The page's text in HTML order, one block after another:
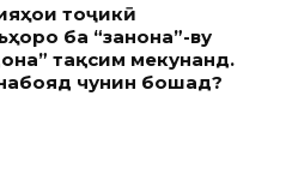
тоҷикӣ
ба “занона”-ву
тақсим мекунанд.
чунин бошад?